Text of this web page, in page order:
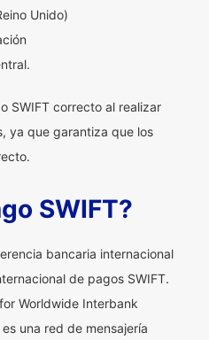
Unido)
SWIFT correcto al realizar
ya que garantiza que los
SWIFT?
bancaria internacional
de pagos SWIFT.
Worldwide Interbank
una red de mensajería